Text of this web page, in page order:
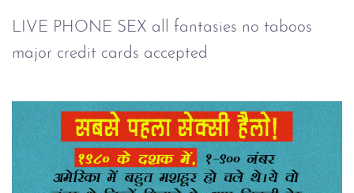
LIVE PHONE SEX all fantasies no taboos
major credit cards accepted